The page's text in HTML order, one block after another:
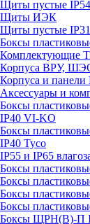
Щиты пустые
Щиты ИЭК
Щиты пустые
Боксы
Комплектующие
Корпуса ВРУ,
Корпуса и
Аксессуары и
Боксы
IP40 VI-KO
Боксы
IP40 Тусо
IP55 и IP65
Боксы
Боксы
Боксы
Боксы
Боксы ЩРН(В)-П